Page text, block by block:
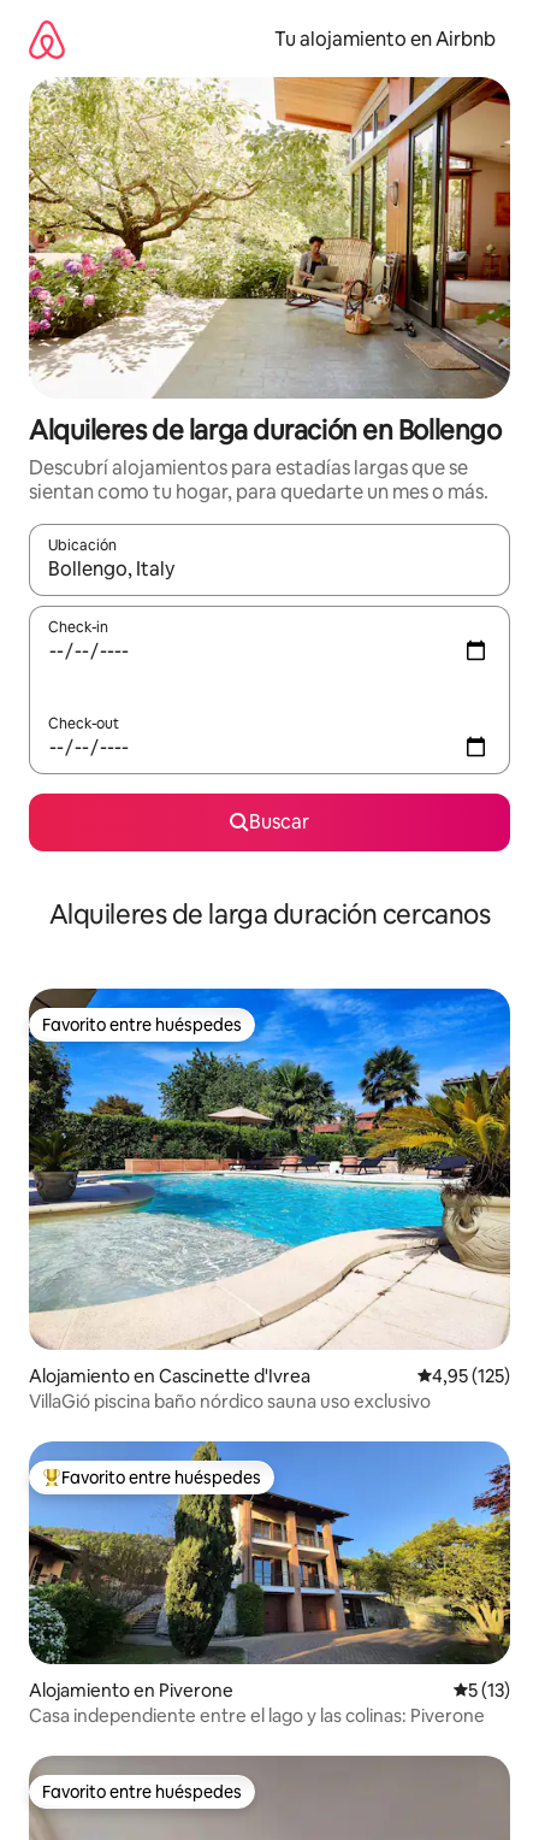
contenido
Tu alojamiento en Airbnb
Alquileres de larga duración en Bollengo
Descubrí alojamientos para estadías largas que se
sientan como tu hogar, para quedarte un mes o más.
Ubicación
Cuando los resultados estén disponibles, navegá con las
Check-in
Check-out
Buscar
Alquileres de larga duración cercanos
Favorito entre huéspedes
Favorito entre huéspedes
Alojamiento en Cascinette d'Ivrea Calificación
4,95 (125)
VillaGió piscina baño nórdico sauna uso exclusivo
Favorito entre los huéspedes más destacados
Favorito entre huéspedes
Alojamiento en Piverone
5 (13)
Casa independiente entre el lago y las colinas: Piverone
Favorito entre huéspedes
Favorito entre huéspedes